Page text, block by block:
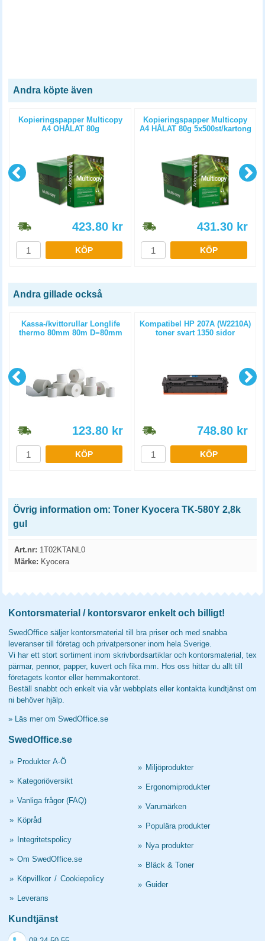
Andra köpte även
Kopieringspapper Multicopy
A4 OHÅLAT 80g
423.80 kr
KÖP
Kopieringspapper Multicopy
A4 HÅLAT 80g 5x500st/kartong
431.30 kr
KÖP
Andra gillade också
Kassa-/kvittorullar Longlife
thermo 80mm 80m D=80mm
123.80 kr
KÖP
Kompatibel HP 207A (W2210A)
toner svart 1350 sidor
748.80 kr
KÖP
Övrig information om: Toner Kyocera TK-580Y 2,8k
gul
Art.nr: 1T02KTANL0
Märke: Kyocera
Kontorsmaterial / kontorsvaror enkelt och billigt!
SwedOffice säljer kontorsmaterial till bra priser och med snabba
leveranser till företag och privatpersoner inom hela Sverige.
Vi har ett stort sortiment inom skrivbordsartiklar och kontorsmaterial, tex
pärmar, pennor, papper, kuvert och fika mm. Hos oss hittar du allt till
företagets kontor eller hemmakontoret.
Beställ snabbt och enkelt via vår webbplats eller kontakta kundtjänst om
ni behöver hjälp.
» Läs mer om SwedOffice.se
SwedOffice.se
» Produkter A-Ö
» Kategoriöversikt
» Vanliga frågor (FAQ)
» Köpråd
» Integritetspolicy
» Om SwedOffice.se
» Köpvillkor / Cookiepolicy
» Leverans
» Miljöprodukter
» Ergonomiprodukter
» Varumärken
» Populära produkter
» Nya produkter
» Bläck & Toner
» Guider
Kundtjänst